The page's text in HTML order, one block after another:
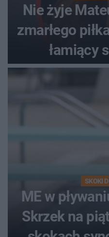
Nie żyje
zmarłego
łamiący
SKOKI
ME w
Skrzek na